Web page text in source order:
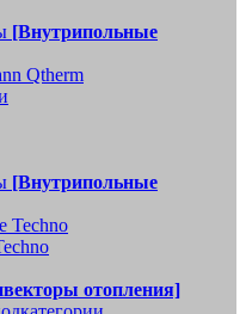
[Внутрипольные
Qtherm
[Внутрипольные
Techno
отопления]